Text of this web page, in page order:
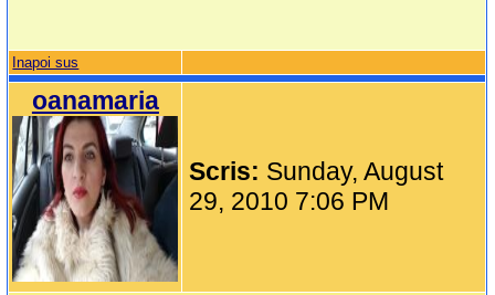
Inapoi sus
oanamaria
Scris: Sunday, August
29, 2010 7:06 PM